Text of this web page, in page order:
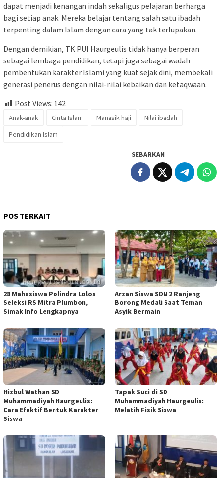
dapat menjadi kenangan indah sekaligus pelajaran berharga
bagi setiap anak. Mereka belajar tentang salah satu ibadah
terpenting dalam Islam dengan cara yang tak terlupakan.
Dengan demikian, TK PUI Haurgeulis tidak hanya berperan
sebagai lembaga pendidikan, tetapi juga sebagai wadah
pembentukan karakter Islami yang kuat sejak dini, membekali
generasi penerus dengan nilai-nilai kebaikan dan ketaqwaan.
Post Views: 142
Anak-anak Cinta Islam Manasik haji
Nilai ibadah
Pendidikan Islam
SEBARKAN
POS TERKAIT
28 Mahasiswa Polindra Lolos
Seleksi RS Mitra Plumbon,
Simak Info Lengkapnya
Arzan Siswa SDN 2 Ranjeng
Borong Medali Saat Teman
Asyik Bermain
Hizbul Wathan SD
Muhammadiyah Haurgeulis:
Cara Efektif Bentuk Karakter
Siswa
Tapak Suci di SD
Muhammadiyah Haurgeulis:
Melatih Fisik Siswa